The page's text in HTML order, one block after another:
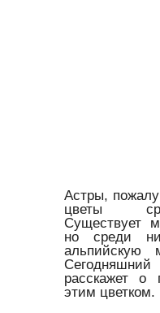
Астры,
цветы
Существует
но среди
альпийскую
расскажет о
этим цветком.